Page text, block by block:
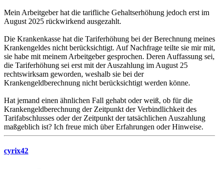
Mein Arbeitgeber hat die tarifliche Gehaltserhöhung jedoch erst im
August 2025 rückwirkend ausgezahlt.
Die Krankenkasse hat die Tariferhöhung bei der Berechnung meines
Krankengeldes nicht berücksichtigt. Auf Nachfrage teilte sie mir mit,
sie habe mit meinem Arbeitgeber gesprochen. Deren Auffassung sei,
die Tariferhöhung sei erst mit der Auszahlung im August 25
rechtswirksam geworden, weshalb sie bei der
Krankengeldberechnung nicht berücksichtigt werden könne.
Hat jemand einen ähnlichen Fall gehabt oder weiß, ob für die
Krankengeldberechnung der Zeitpunkt der Verbindlichkeit des
Tarifabschlusses oder der Zeitpunkt der tatsächlichen Auszahlung
maßgeblich ist? Ich freue mich über Erfahrungen oder Hinweise.
cyrix42